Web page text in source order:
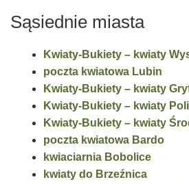
Sąsiednie miasta
Kwiaty-Bukiety – kwiaty
poczta kwiatowa Lubin
Kwiaty-Bukiety – kwiaty
Kwiaty-Bukiety – kwiaty
Kwiaty-Bukiety – kwiaty
poczta kwiatowa Bardo
kwiaciarnia Bobolice
kwiaty do Brzeźnica